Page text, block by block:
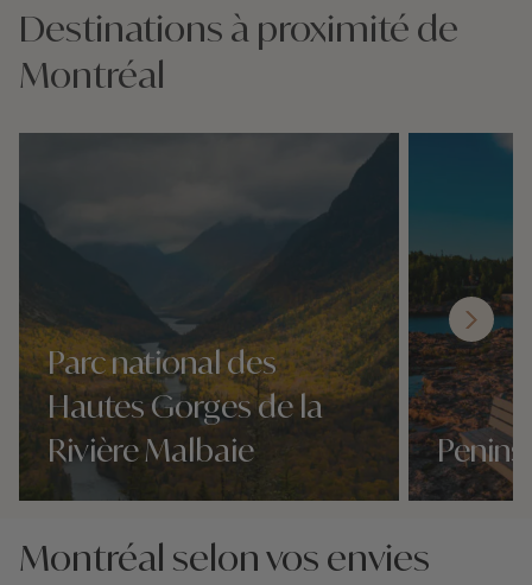
Destinations à proximité de
Montréal
Parc national des
Hautes Gorges de la
Rivière Malbaie
Montréal selon vos envies